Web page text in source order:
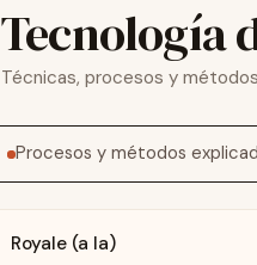
Tecnología
Técnicas, procesos y
Procesos y métodos
Royale (a la)